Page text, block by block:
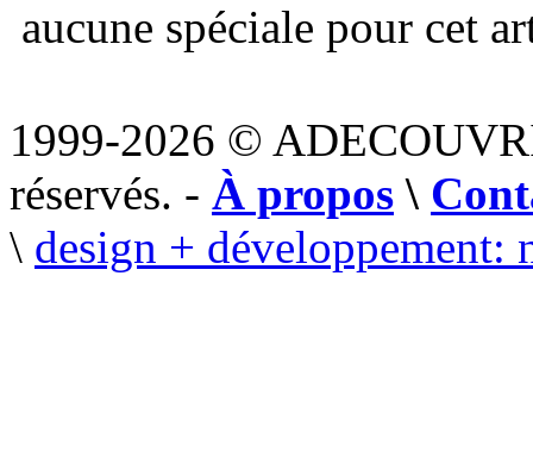
aucune spéciale pour cet
1999-2026 ©
réservés. - À propos \
\ design + développement: